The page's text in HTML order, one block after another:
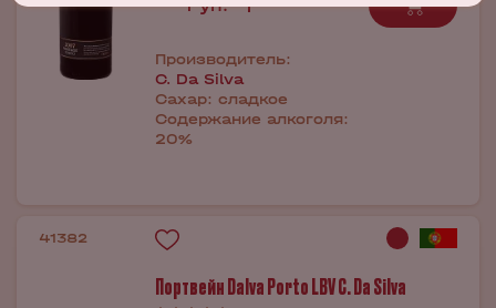
Производитель:
C. Da Silva
Сахар: сладкое
Содержание алкоголя:
20%
41382
Портвейн Dalva Porto LBV C. Da Silva